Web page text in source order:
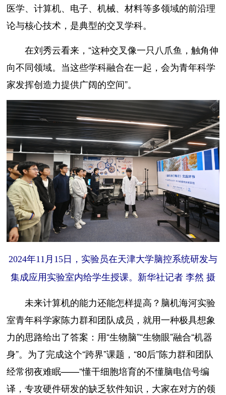
医学、计算机、电子、机械、材料等多领域的前沿理
论与核心技术，是典型的交叉学科。
在刘秀云看来，“这种交叉像一只八爪鱼，触角伸
向不同领域。当这些学科融合在一起，会为青年科学
家发挥创造力提供广阔的空间”。
2024年11月15日，实验员在天津大学脑控系统研发与
集成应用实验室内给学生授课。新华社记者 李然 摄
未来计算机的能力还能怎样提高？脑机海河实验
室青年科学家陈力群和团队成员，就用一种极具想象
力的思路给出了答案：用“生物脑”“生物眼”融合“机器
身”。为了完成这个“跨界”课题，“80后”陈力群和团队
经常彻夜难眠——“懂干细胞培育的不懂脑电信号编
译，专攻硬件研发的缺乏软件知识，大家在对方的领